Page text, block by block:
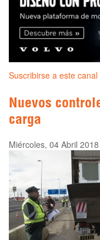
Suscribirse a este canal
Nuevos
carga
Miércoles, 04 Abril